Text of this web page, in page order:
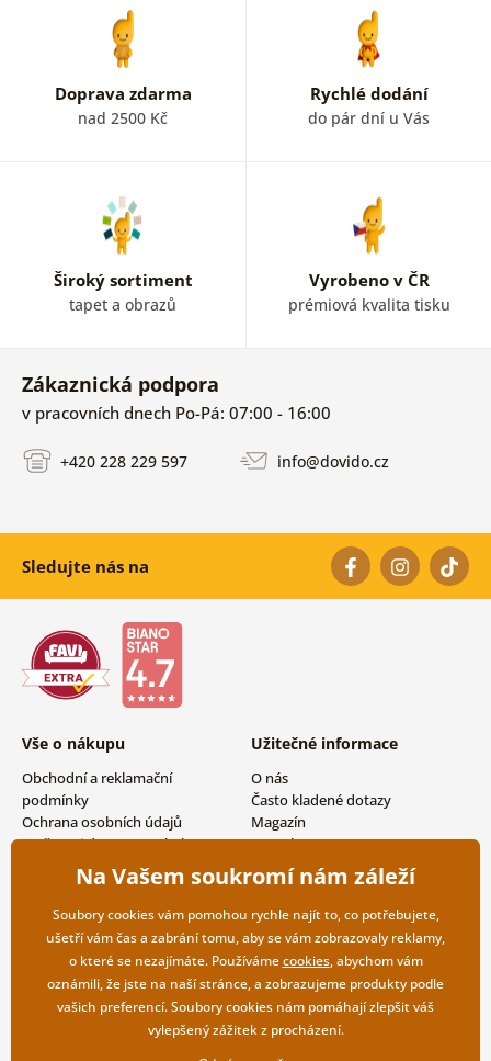
Doprava zdarma
nad 2500 Kč
Rychlé dodání
do pár dní u Vás
Široký sortiment
tapet a obrazů
Vyrobeno v ČR
prémiová kvalita tisku
Zákaznická podpora
v pracovních dnech Po-Pá: 07:00 - 16:00
+420 228 229 597 info@dovido.cz
Sledujte nás na
Vše o nákupu
Obchodní a reklamační
podmínky
Ochrana osobních údajů
Možnosti dopravy a platby
Vrácení zboží
Užitečné informace
O nás
Často kladené dotazy
Magazín
Kontakty
Velkoobchodní spolupráce
Na Vašem soukromí nám záleží
Soubory cookies vám pomohou rychle najít to, co potřebujete,
ušetří vám čas a zabrání tomu, aby se vám zobrazovaly reklamy,
o které se nezajímáte. Používámecookies, abychom vám
oznámili, že jste na naší stránce, a zobrazujeme produkty podle
vašich preferencí. Soubory cookies nám pomáhají zlepšit váš
vylepšený zážitek z procházení.